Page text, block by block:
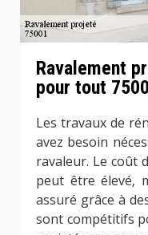
Ravalement
pour tout
Les travaux de
avez besoin
ravaleur. Le coût
peut être élevé,
assuré grâce à
sont compétitifs